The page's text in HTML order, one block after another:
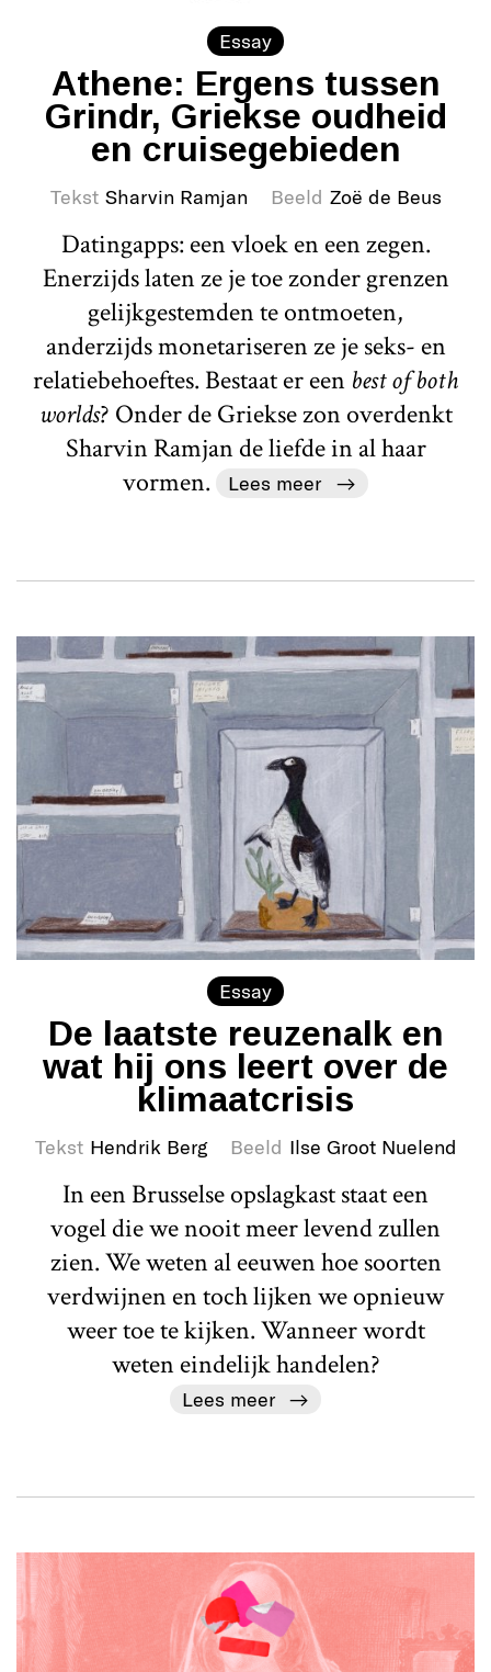
Essay
Athene: Ergens tussen
Grindr, Griekse oudheid
en cruisegebieden
Tekst Sharvin Ramjan Beeld Zoë de Beus
Datingapps: een vloek en een zegen.
Enerzijds laten ze je toe zonder grenzen
gelijkgestemden te ontmoeten,
anderzijds monetariseren ze je seks- en
relatiebehoeftes. Bestaat er een best of both
worlds? Onder de Griekse zon overdenkt
Sharvin Ramjan de liefde in al haar
vormen.
Lees meer
Essay
De laatste reuzenalk en
wat hij ons leert over de
klimaatcrisis
Tekst Hendrik Berg Beeld Ilse Groot Nuelend
In een Brusselse opslagkast staat een
vogel die we nooit meer levend zullen
zien. We weten al eeuwen hoe soorten
verdwijnen en toch lijken we opnieuw
weer toe te kijken. Wanneer wordt
weten eindelijk handelen?
Lees meer